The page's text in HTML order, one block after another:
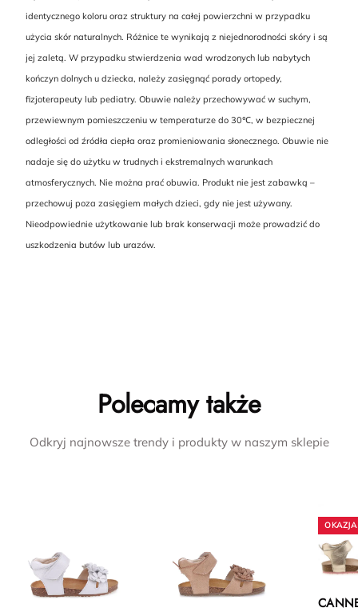
identycznego koloru oraz struktury na całej powierzchni w przypadku
użycia skór naturalnych. Różnice te wynikają z niejednorodności skóry i są
jej zaletą. W przypadku stwierdzenia wad wrodzonych lub nabytych
kończyn dolnych u dziecka, należy zasięgnąć porady ortopedy,
fizjoterapeuty lub pediatry. Obuwie należy przechowywać w suchym,
przewiewnym pomieszczeniu w temperaturze do 30℃, w bezpiecznej
odległości od źródła ciepła oraz promieniowania słonecznego. Obuwie nie
nadaje się do użytku w trudnych i ekstremalnych warunkach
atmosferycznych. Nie można prać obuwia. Produkt nie jest zabawką –
przechowuj poza zasięgiem małych dzieci, gdy nie jest używany.
Nieodpowiednie użytkowanie lub brak konserwacji może prowadzić do
uszkodzenia butów lub urazów.
Polecamy także
Odkryj najnowsze trendy i produkty w naszym sklepie